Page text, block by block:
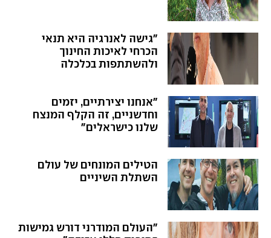
"גישה לאנרגיה היא תנאי
הכרחי לאיכות החינוך
ולהשתתפות בכלכלה
"אנחנו יצירתיים, יזמים
וחדשניים, זה הקלף המנצח
שלנו כישראלים"
הטילים המונחים של עולם
השתלת השיניים
"העולם המודרני דורש גמישות